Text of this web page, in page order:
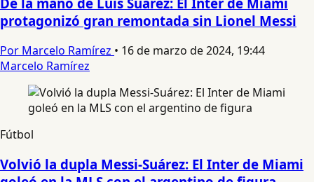
protagonizó gran remontada sin Lionel Messi
Por Marcelo Ramírez • 16 de marzo de 2024, 19:44
Marcelo Ramírez
Fútbol
Volvió la dupla Messi-Suárez: El Inter de Miami